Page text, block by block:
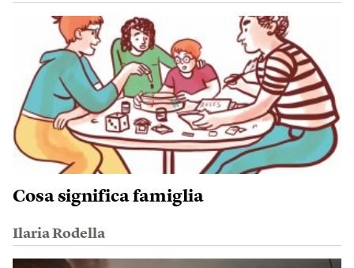
Cosa significa famiglia
Ilaria Rodella